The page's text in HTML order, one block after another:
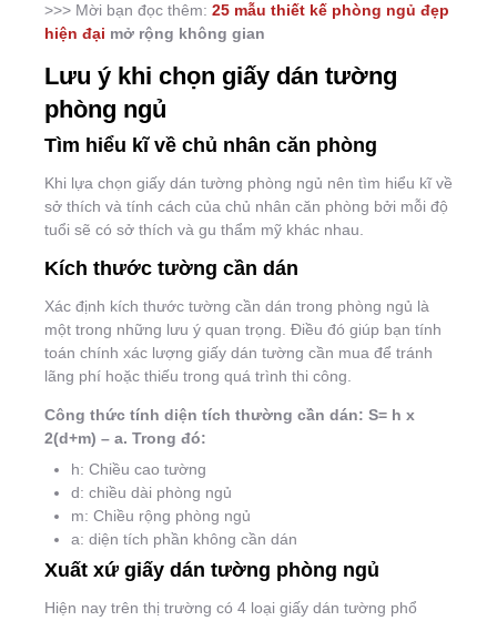
>>> Mời bạn đọc thêm: 25 mẫu thiết kế phòng ngủ đẹp
hiện đại mở rộng không gian
Lưu ý khi chọn giấy dán tường
phòng ngủ
Tìm hiểu kĩ về chủ nhân căn phòng
Khi lựa chọn giấy dán tường phòng ngủ nên tìm hiểu kĩ về
sở thích và tính cách của chủ nhân căn phòng bởi mỗi độ
tuổi sẽ có sở thích và gu thẩm mỹ khác nhau.
Kích thước tường cần dán
Xác định kích thước tường cần dán trong phòng ngủ là
một trong những lưu ý quan trọng. Điều đó giúp bạn tính
toán chính xác lượng giấy dán tường cần mua để tránh
lãng phí hoặc thiếu trong quá trình thi công.
Công thức tính diện tích thường cần dán: S= h x
2(d+m) – a. Trong đó:
h: Chiều cao tường
d: chiều dài phòng ngủ
m: Chiều rộng phòng ngủ
a: diện tích phần không cần dán
Xuất xứ giấy dán tường phòng ngủ
Hiện nay trên thị trường có 4 loại giấy dán tường phổ